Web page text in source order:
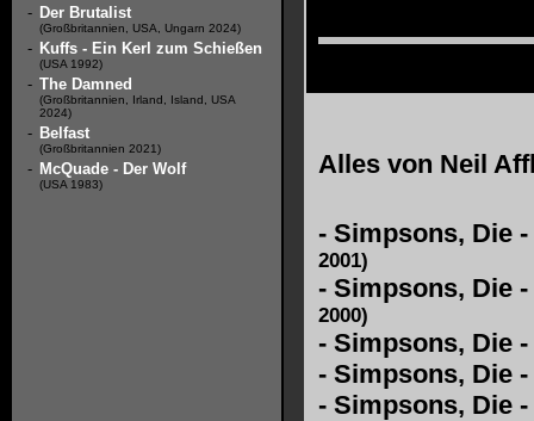
- Der Brutalist
(Großbritannien, USA, Ungarn 2024)
- Kuffs - Ein Kerl zum Schießen
(USA 1992)
- The Damned
(Großbritannien, Irland, Island, USA
2024)
- Belfast
(Großbritannien 2021)
- McQuade - Der Wolf
(USA 1983)
Alles von Neil
- Simpsons, Die
2001)
- Simpsons, Die
2000)
- Simpsons, Die
- Simpsons, Die
- Simpsons, Die